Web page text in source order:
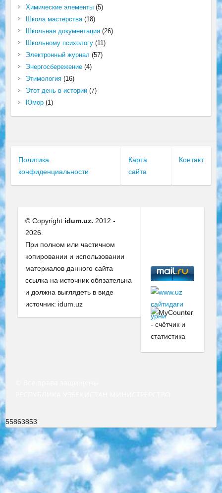
Химические элементы(5)
Школа мастерства(18)
Школьная документация(26)
Школьному психологу(11)
Электронный журнал (57)
Энергосбережение(4)
Этимология(16)
Этот день в истории(7)
Юмор(1)
Политика
конфиденциальности
Карта
сайта
Контакт
© Copyright idum.uz. 2012 -
2026.
При полном или частичном
копировании и использовании
материалов данного сайта
ссылка на источник обязательна
и должна выглядеть в виде
источник: idum.uz
55863853